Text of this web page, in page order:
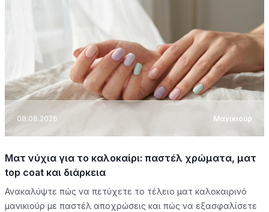
08.08.2026 Μανικιούρ
Ματ νύχια για το καλοκαίρι: παστέλ χρώματα, ματ
top coat και διάρκεια
Ανακαλύψτε πώς να πετύχετε το τέλειο ματ καλοκαιρινό
μανικιούρ με παστέλ αποχρώσεις και πώς να εξασφαλίσετε